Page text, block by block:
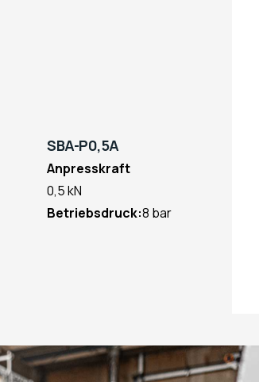
SBA-P0,5A
Anpresskraft
0,5 kN
Betriebsdruck:8 bar